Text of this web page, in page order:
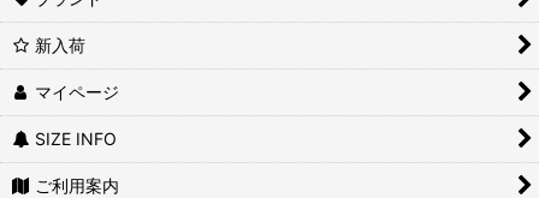
新入荷
マイページ
SIZE INFO
ご利用案内